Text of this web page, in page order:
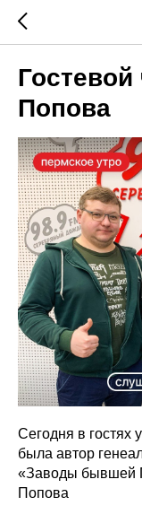
Попова
Сегодня в
была автор
«Заводы бывшей
Попова